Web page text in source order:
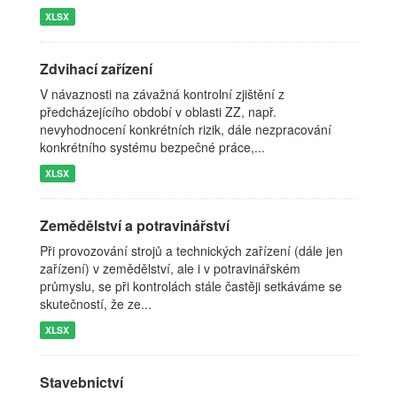
XLSX
Zdvihací zařízení
V návaznosti na závažná kontrolní zjištění z
předcházejícího období v oblasti ZZ, např.
nevyhodnocení konkrétních rizik, dále nezpracování
konkrétního systému bezpečné práce,...
XLSX
Zemědělství a potravinářství
Při provozování strojů a technických zařízení (dále jen
zařízení) v zemědělství, ale i v potravinářském
průmyslu, se při kontrolách stále častěji setkáváme se
skutečností, že ze...
XLSX
Stavebnictví